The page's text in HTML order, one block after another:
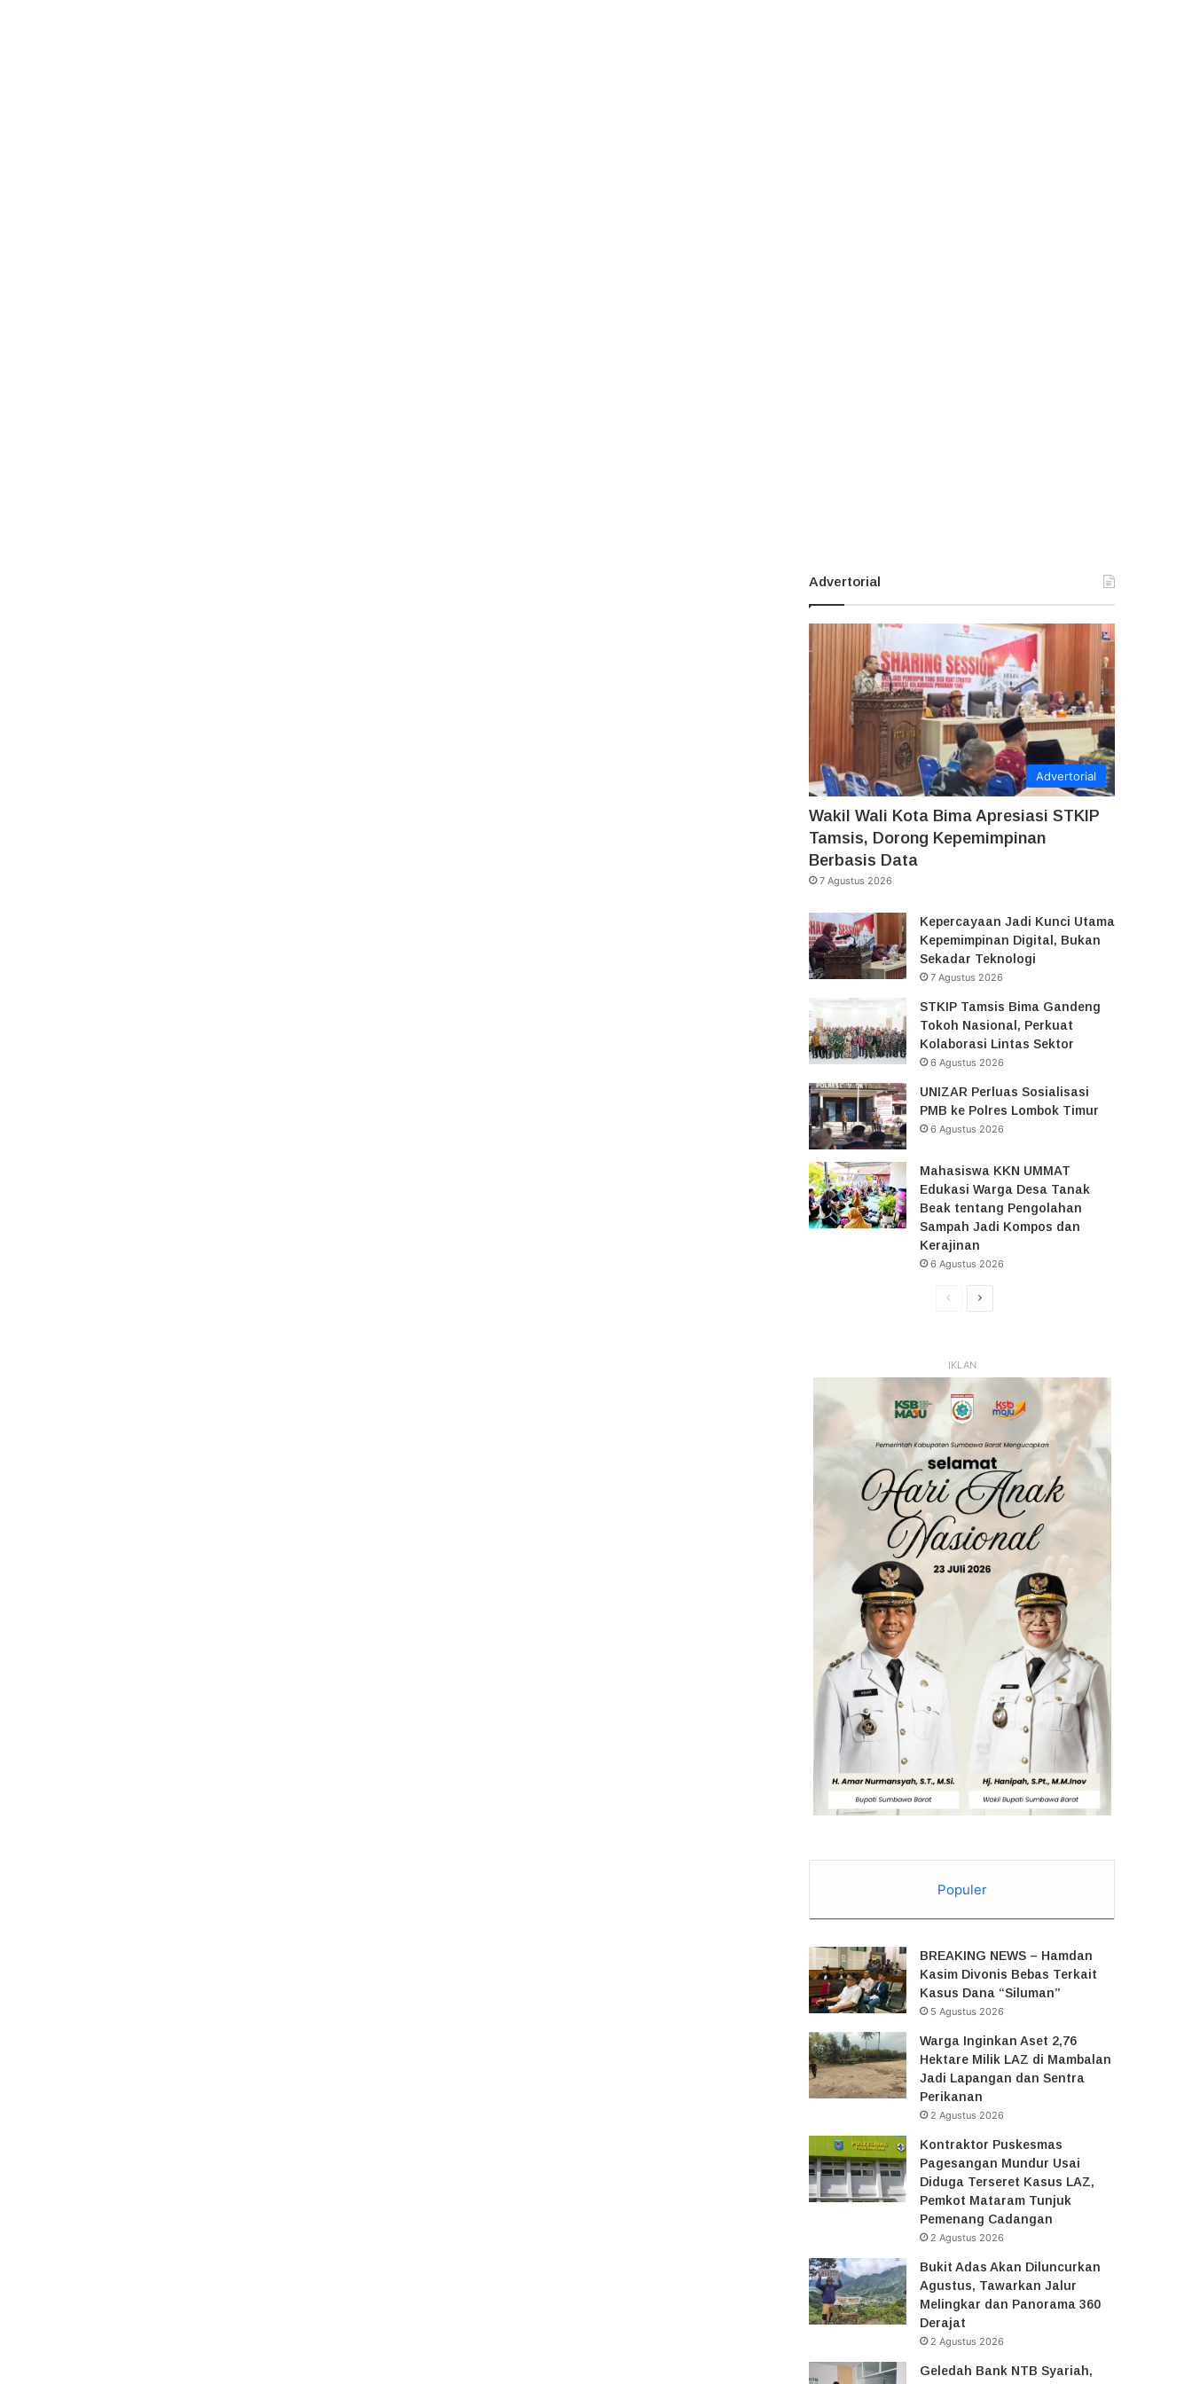
Advertorial
Advertorial
Wakil Wali Kota Bima Apresiasi STKIP
Tamsis, Dorong Kepemimpinan
Berbasis Data
7 Agustus 2026
Kepercayaan Jadi Kunci Utama
Kepemimpinan Digital, Bukan
Sekadar Teknologi
7 Agustus 2026
STKIP Tamsis Bima Gandeng
Tokoh Nasional, Perkuat
Kolaborasi Lintas Sektor
6 Agustus 2026
UNIZAR Perluas Sosialisasi
PMB ke Polres Lombok Timur
6 Agustus 2026
Mahasiswa KKN UMMAT
Edukasi Warga Desa Tanak
Beak tentang Pengolahan
Sampah Jadi Kompos dan
Kerajinan
6 Agustus 2026
HalamanHalaman
IKLAN
Populer
BREAKING NEWS – Hamdan
Kasim Divonis Bebas Terkait
Kasus Dana “Siluman”
5 Agustus 2026
Warga Inginkan Aset 2,76
Hektare Milik LAZ di Mambalan
Jadi Lapangan dan Sentra
Perikanan
2 Agustus 2026
Kontraktor Puskesmas
Pagesangan Mundur Usai
Diduga Terseret Kasus LAZ,
Pemkot Mataram Tunjuk
Pemenang Cadangan
2 Agustus 2026
Bukit Adas Akan Diluncurkan
Agustus, Tawarkan Jalur
Melingkar dan Panorama 360
Derajat
2 Agustus 2026
Geledah Bank NTB Syariah,